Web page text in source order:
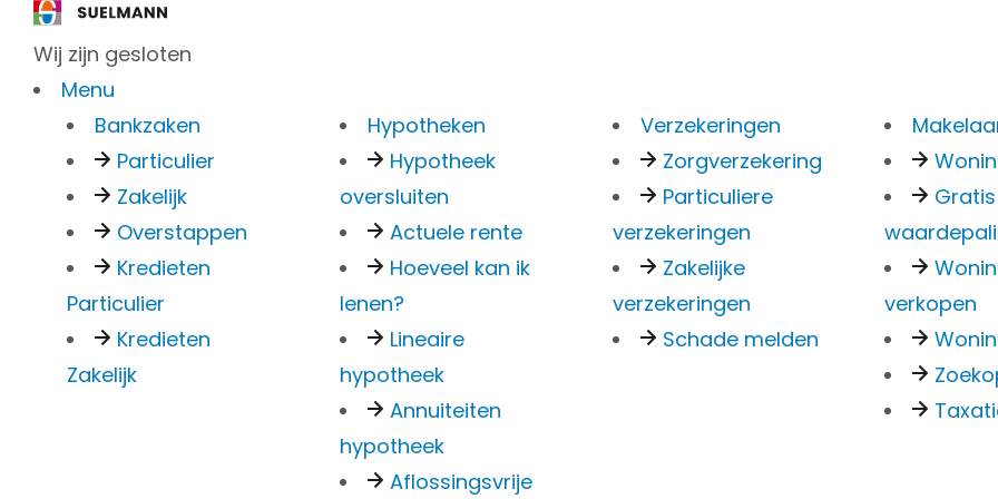
Wij zijn gesloten
Menu
Bankzaken
Particulier
Zakelijk
Overstappen
Kredieten
Particulier
Kredieten
Zakelijk
Hypotheken
Hypotheek
oversluiten
Actuele rente
Hoeveel kan ik
lenen?
Lineaire
hypotheek
Annuiteiten
hypotheek
Aflossingsvrije
Verzekeringen
Zorgverzekering
Particuliere
verzekeringen
Zakelijke
verzekeringen
Schade melden
Gratis
verkopen
Foto's
Plattegronden
360° foto's
Verkocht
Nieuw-Amsterdam –
Wil